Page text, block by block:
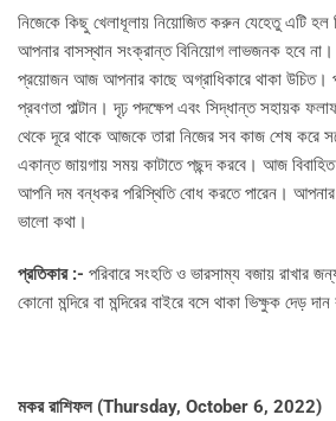
নিজেকে কিছু খেলাধূলায় নিয়োজিত করুন যেহেতু এটি হল
আপনার বাসস্থান সংক্রান্ত বিনিয়োগ লাভজনক হবে না।
প্রয়োজন আজ আপনার কাছে অগ্রাধিকারে থাকা উচিত।
প্রবণতা পাল্টান। দৃঢ় পদক্ষেপ এবং সিদ্ধান্ত সহায়ক
থেকে দূরে থাকে আজকে তারা নিজের সব কাজ শেষ করে
একান্ত জায়গায় সময় কাটাতে পছন্দ করবে। আজ বিবাহিত
আপনি দম বন্ধকর পরিস্থিতি বোধ করতে পারেন।
ভালো কথা।
প্রতিকার :- পরিবারে সংহতি ও ভারসাম্য বজায় রাখার
কোনো মন্দিরে বা মন্দিরের বাইরে বসে থাকা ভিক্ষুক দেড়
মকর রাশিফল (Thursday, October 6, 2022)